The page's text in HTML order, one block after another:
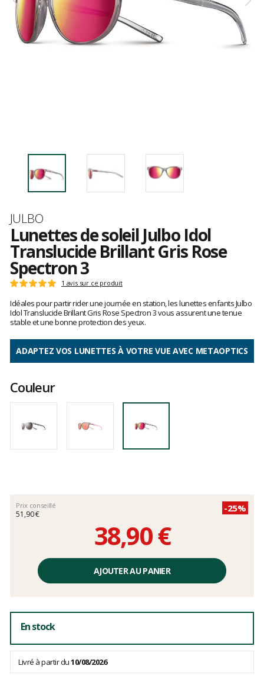
Marque
JULBO
Lunettes de soleil Julbo Idol
Translucide Brillant Gris Rose
Spectron 3
Les
clients
Note
:
5
sur
1 avis sur ce produit
Idéales pour partir rider une journée en station, les lunettes enfants Julbo
Idol Translucide Brillant Gris Rose Spectron 3 vous assurent une tenue
stable et une bonne protection des yeux.
ADAPTEZ VOS LUNETTES À VOTRE VUE AVEC METAOPTICS
Couleur
Prix conseillé
51,90 €
-25%
38,90 €
unitaire,
AJOUTER AU PANIER
En stock
Livré à partir du10/08/2026